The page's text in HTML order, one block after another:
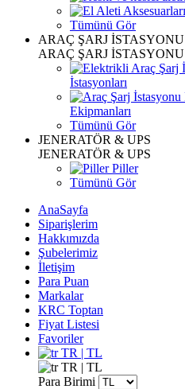
Tümünü Gör
ARAÇ ŞARJ İSTASYONU
ARAÇ ŞARJ İSTASYONU
İstasyonları
Ekipmanları
Tümünü Gör
JENERATÖR & UPS
JENERATÖR & UPS
Piller
Tümünü Gör
AnaSayfa
Siparişlerim
Hakkımızda
Şubelerimiz
İletişim
Para Puan
Markalar
KRC Toptan
Fiyat Listesi
Favoriler
TR | TL
TR | TL
Para Birimi